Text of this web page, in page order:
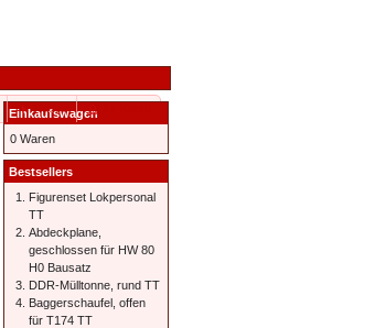
Kasse
Einkaufswagen
0 Waren
Bestsellers
Figurenset Lokpersonal
TT
Abdeckplane,
geschlossen für HW 80
H0 Bausatz
DDR-Mülltonne, rund TT
Baggerschaufel, offen
für T174 TT